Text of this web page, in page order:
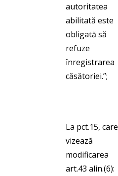
autoritatea
abilitată este
obligată să
refuze
înregistrarea
căsătoriei.”;
La pct.15, care
vizează
modificarea
art.43 alin.(6):